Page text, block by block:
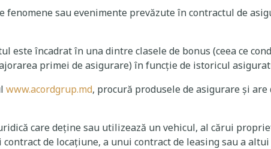
fenomene sau evenimente prevăzute în contractul de
este încadrat în una dintre clasele de bonus (ceea ce
primei de asigurare) în funcție de istoricul
www.acordgrup.md, procură produsele de asigurare și
care deține sau utilizează un vehicul, al cărui
de locațiune, a unui contract de leasing sau a